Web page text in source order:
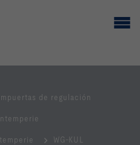
de regulación
WG-KUL